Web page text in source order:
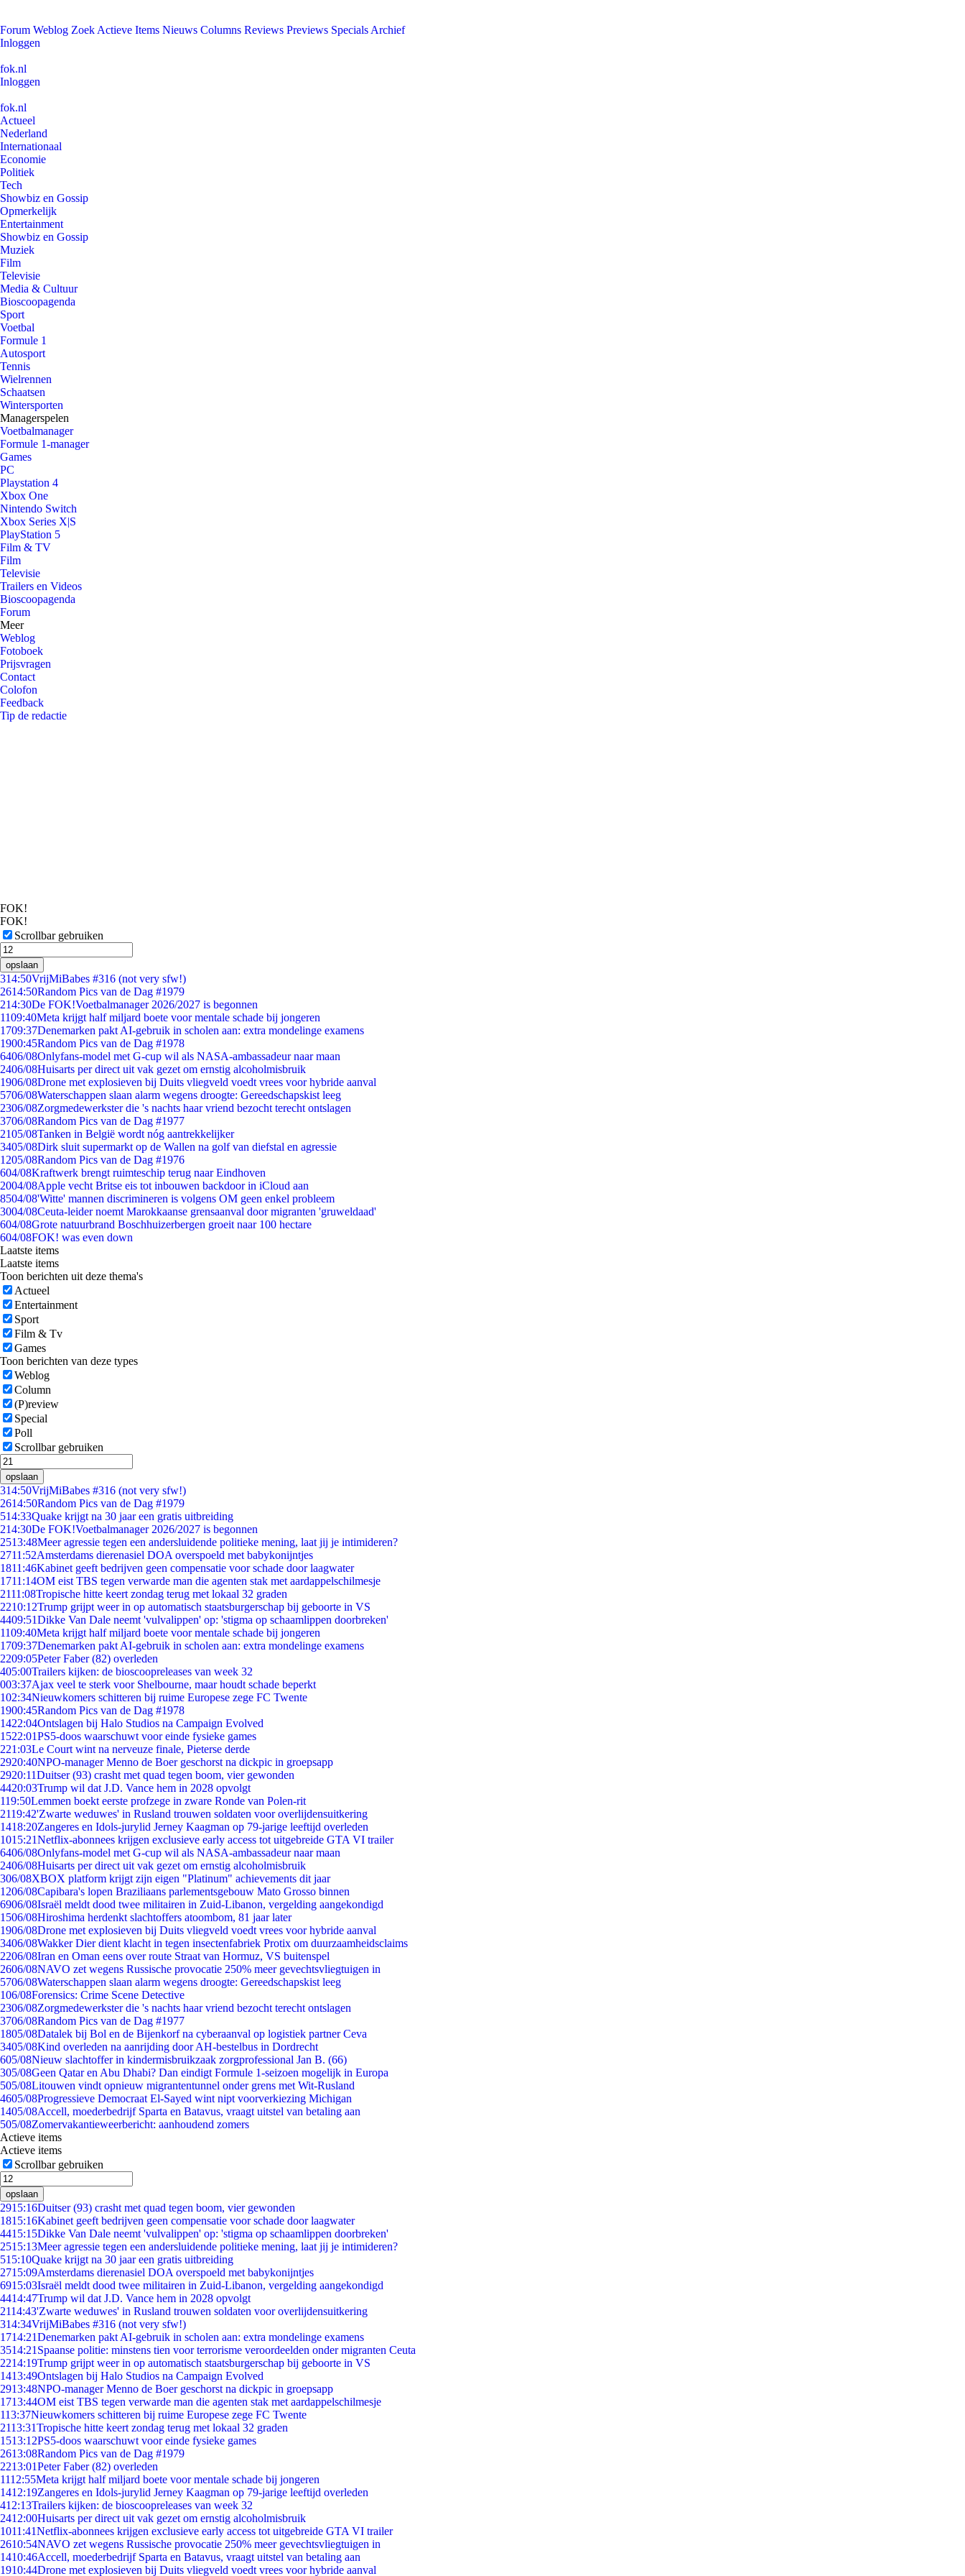
Forum Weblog Zoek Actieve Items Nieuws Columns Reviews Previews Specials Archief
Inloggen
fok.nl
Inloggen
fok.nl
Actueel
Nederland
Internationaal
Economie
Politiek
Tech
Showbiz en Gossip
Opmerkelijk
Entertainment
Showbiz en Gossip
Muziek
Film
Televisie
Media & Cultuur
Bioscoopagenda
Sport
Voetbal
Formule 1
Autosport
Tennis
Wielrennen
Schaatsen
Wintersporten
Managerspelen
Voetbalmanager
Formule 1-manager
Games
PC
Playstation 4
Xbox One
Nintendo Switch
Xbox Series X|S
PlayStation 5
Film & TV
Film
Televisie
Trailers en Videos
Bioscoopagenda
Forum
Meer
Weblog
Fotoboek
Prijsvragen
Contact
Colofon
Feedback
Tip de redactie
FOK!
FOK!
Scrollbar gebruiken
opslaan
314:50VrijMiBabes #316 (not very sfw!)
2614:50Random Pics van de Dag #1979
214:30De FOK!Voetbalmanager 2026/2027 is begonnen
1109:40Meta krijgt half miljard boete voor mentale schade bij jongeren
1709:37Denemarken pakt AI-gebruik in scholen aan: extra mondelinge examens
1900:45Random Pics van de Dag #1978
6406/08Onlyfans-model met G-cup wil als NASA-ambassadeur naar maan
2406/08Huisarts per direct uit vak gezet om ernstig alcoholmisbruik
1906/08Drone met explosieven bij Duits vliegveld voedt vrees voor hybride aanval
5706/08Waterschappen slaan alarm wegens droogte: Gereedschapskist leeg
2306/08Zorgmedewerkster die 's nachts haar vriend bezocht terecht ontslagen
3706/08Random Pics van de Dag #1977
2105/08Tanken in België wordt nóg aantrekkelijker
3405/08Dirk sluit supermarkt op de Wallen na golf van diefstal en agressie
1205/08Random Pics van de Dag #1976
604/08Kraftwerk brengt ruimteschip terug naar Eindhoven
2004/08Apple vecht Britse eis tot inbouwen backdoor in iCloud aan
8504/08'Witte' mannen discrimineren is volgens OM geen enkel probleem
3004/08Ceuta-leider noemt Marokkaanse grensaanval door migranten 'gruweldaad'
604/08Grote natuurbrand Boschhuizerbergen groeit naar 100 hectare
604/08FOK! was even down
Laatste items
Laatste items
Toon berichten uit deze thema's
Actueel
Entertainment
Sport
Film & Tv
Games
Toon berichten van deze types
Weblog
Column
(P)review
Special
Poll
Scrollbar gebruiken
opslaan
314:50VrijMiBabes #316 (not very sfw!)
2614:50Random Pics van de Dag #1979
514:33Quake krijgt na 30 jaar een gratis uitbreiding
214:30De FOK!Voetbalmanager 2026/2027 is begonnen
2513:48Meer agressie tegen een andersluidende politieke mening, laat jij je intimideren?
2711:52Amsterdams dierenasiel DOA overspoeld met babykonijntjes
1811:46Kabinet geeft bedrijven geen compensatie voor schade door laagwater
1711:14OM eist TBS tegen verwarde man die agenten stak met aardappelschilmesje
2111:08Tropische hitte keert zondag terug met lokaal 32 graden
2210:12Trump grijpt weer in op automatisch staatsburgerschap bij geboorte in VS
4409:51Dikke Van Dale neemt 'vulvalippen' op: 'stigma op schaamlippen doorbreken'
1109:40Meta krijgt half miljard boete voor mentale schade bij jongeren
1709:37Denemarken pakt AI-gebruik in scholen aan: extra mondelinge examens
2209:05Peter Faber (82) overleden
405:00Trailers kijken: de bioscoopreleases van week 32
003:37Ajax veel te sterk voor Shelbourne, maar houdt schade beperkt
102:34Nieuwkomers schitteren bij ruime Europese zege FC Twente
1900:45Random Pics van de Dag #1978
1422:04Ontslagen bij Halo Studios na Campaign Evolved
1522:01PS5-doos waarschuwt voor einde fysieke games
221:03Le Court wint na nerveuze finale, Pieterse derde
2920:40NPO-manager Menno de Boer geschorst na dickpic in groepsapp
2920:11Duitser (93) crasht met quad tegen boom, vier gewonden
4420:03Trump wil dat J.D. Vance hem in 2028 opvolgt
119:50Lemmen boekt eerste profzege in zware Ronde van Polen-rit
2119:42'Zwarte weduwes' in Rusland trouwen soldaten voor overlijdensuitkering
1418:20Zangeres en Idols-jurylid Jerney Kaagman op 79-jarige leeftijd overleden
1015:21Netflix-abonnees krijgen exclusieve early access tot uitgebreide GTA VI trailer
6406/08Onlyfans-model met G-cup wil als NASA-ambassadeur naar maan
2406/08Huisarts per direct uit vak gezet om ernstig alcoholmisbruik
306/08XBOX platform krijgt zijn eigen "Platinum" achievements dit jaar
1206/08Capibara's lopen Braziliaans parlementsgebouw Mato Grosso binnen
6906/08Israël meldt dood twee militairen in Zuid-Libanon, vergelding aangekondigd
1506/08Hiroshima herdenkt slachtoffers atoombom, 81 jaar later
1906/08Drone met explosieven bij Duits vliegveld voedt vrees voor hybride aanval
3406/08Wakker Dier dient klacht in tegen insectenfabriek Protix om duurzaamheidsclaims
2206/08Iran en Oman eens over route Straat van Hormuz, VS buitenspel
2606/08NAVO zet wegens Russische provocatie 250% meer gevechtsvliegtuigen in
5706/08Waterschappen slaan alarm wegens droogte: Gereedschapskist leeg
106/08Forensics: Crime Scene Detective
2306/08Zorgmedewerkster die 's nachts haar vriend bezocht terecht ontslagen
3706/08Random Pics van de Dag #1977
1805/08Datalek bij Bol en de Bijenkorf na cyberaanval op logistiek partner Ceva
3405/08Kind overleden na aanrijding door AH-bestelbus in Dordrecht
605/08Nieuw slachtoffer in kindermisbruikzaak zorgprofessional Jan B. (66)
305/08Geen Qatar en Abu Dhabi? Dan eindigt Formule 1-seizoen mogelijk in Europa
505/08Litouwen vindt opnieuw migrantentunnel onder grens met Wit-Rusland
4605/08Progressieve Democraat El-Sayed wint nipt voorverkiezing Michigan
1405/08Accell, moederbedrijf Sparta en Batavus, vraagt uitstel van betaling aan
505/08Zomervakantieweerbericht: aanhoudend zomers
Actieve items
Actieve items
Scrollbar gebruiken
opslaan
2915:16Duitser (93) crasht met quad tegen boom, vier gewonden
1815:16Kabinet geeft bedrijven geen compensatie voor schade door laagwater
4415:15Dikke Van Dale neemt 'vulvalippen' op: 'stigma op schaamlippen doorbreken'
2515:13Meer agressie tegen een andersluidende politieke mening, laat jij je intimideren?
515:10Quake krijgt na 30 jaar een gratis uitbreiding
2715:09Amsterdams dierenasiel DOA overspoeld met babykonijntjes
6915:03Israël meldt dood twee militairen in Zuid-Libanon, vergelding aangekondigd
4414:47Trump wil dat J.D. Vance hem in 2028 opvolgt
2114:43'Zwarte weduwes' in Rusland trouwen soldaten voor overlijdensuitkering
314:34VrijMiBabes #316 (not very sfw!)
1714:21Denemarken pakt AI-gebruik in scholen aan: extra mondelinge examens
3514:21 Spaanse politie: minstens tien voor terrorisme veroordeelden onder migranten Ceuta
2214:19Trump grijpt weer in op automatisch staatsburgerschap bij geboorte in VS
1413:49Ontslagen bij Halo Studios na Campaign Evolved
2913:48NPO-manager Menno de Boer geschorst na dickpic in groepsapp
1713:44OM eist TBS tegen verwarde man die agenten stak met aardappelschilmesje
113:37Nieuwkomers schitteren bij ruime Europese zege FC Twente
2113:31Tropische hitte keert zondag terug met lokaal 32 graden
1513:12PS5-doos waarschuwt voor einde fysieke games
2613:08Random Pics van de Dag #1979
2213:01Peter Faber (82) overleden
1112:55Meta krijgt half miljard boete voor mentale schade bij jongeren
1412:19Zangeres en Idols-jurylid Jerney Kaagman op 79-jarige leeftijd overleden
412:13Trailers kijken: de bioscoopreleases van week 32
2412:00Huisarts per direct uit vak gezet om ernstig alcoholmisbruik
1011:41Netflix-abonnees krijgen exclusieve early access tot uitgebreide GTA VI trailer
2610:54NAVO zet wegens Russische provocatie 250% meer gevechtsvliegtuigen in
1410:46Accell, moederbedrijf Sparta en Batavus, vraagt uitstel van betaling aan
1910:44Drone met explosieven bij Duits vliegveld voedt vrees voor hybride aanval